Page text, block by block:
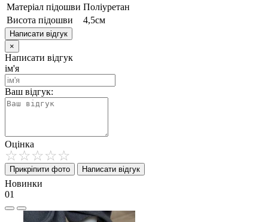
Матеріал підошви Поліуретан
Висота підошви
4,5см
Написати відгук
×
Написати відгук
ім'я
Ваш відгук:
Оцінка
Прикріпити фото Написати відгук
Новинки
01